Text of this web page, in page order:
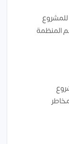
للمشروع
المنظمة